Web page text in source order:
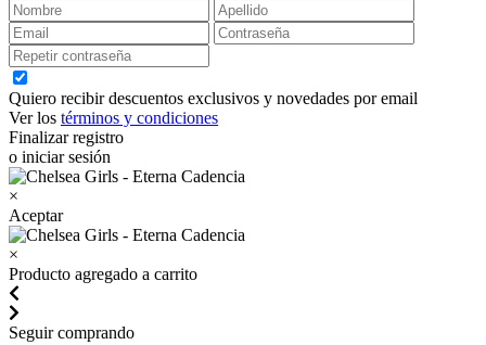
Quiero recibir descuentos exclusivos y novedades por email
Ver los términos y condiciones
Finalizar registro
o iniciar sesión
×
Aceptar
×
Producto agregado a carrito
Seguir comprando